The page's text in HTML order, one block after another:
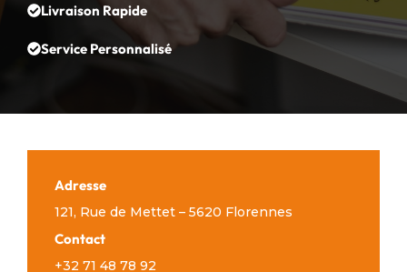
Livraison Rapide
Service Personnalisé
Adresse
121, Rue de Mettet – 5620 Florennes
Contact
+32 71 48 78 92